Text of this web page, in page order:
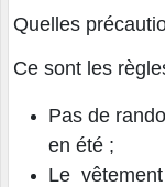
Quelles
Ce sont les
Pas de
en été ;
Le